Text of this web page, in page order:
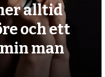
alltid
och ett
man